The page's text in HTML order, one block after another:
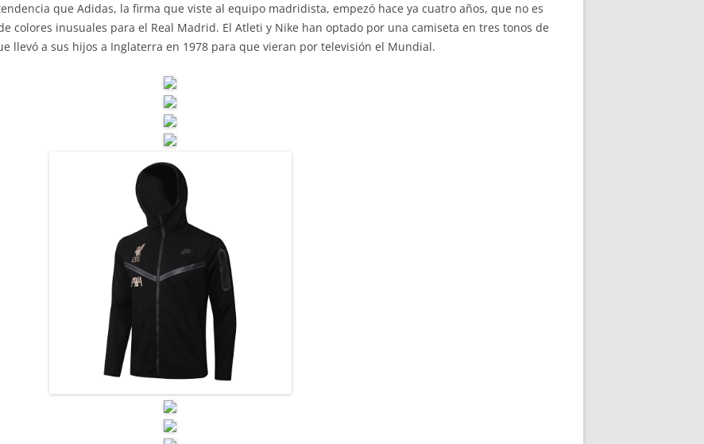
que Adidas, la firma que viste al equipo madridista, empezó hace ya cuatro años, que no es
colores inusuales para el Real Madrid. El Atleti y Nike han optado por una camiseta en tres tonos de
llevó a sus hijos a Inglaterra en 1978 para que vieran por televisión el Mundial.